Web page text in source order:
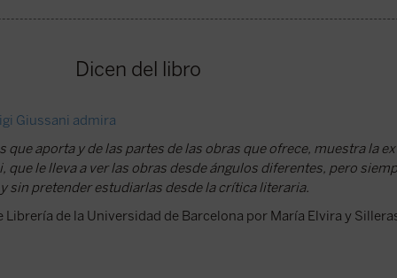
Dicen del libro
Giussani admira
que aporta y de las partes de las obras que ofrece, muestra la
que le lleva a ver las obras desde ángulos diferentes, pero
sin pretender estudiarlas desde la crítica literaria.
Librería de la Universidad de Barcelona por María Elvira y